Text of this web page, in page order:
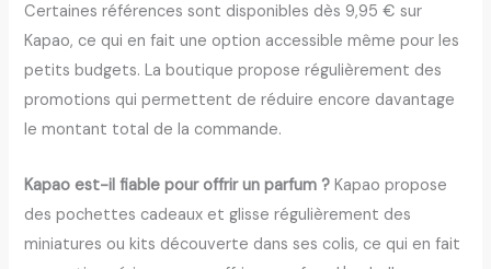
Certaines références sont disponibles dès 9,95 € sur
Kapao, ce qui en fait une option accessible même pour les
petits budgets. La boutique propose régulièrement des
promotions qui permettent de réduire encore davantage
le montant total de la commande.
Kapao est-il fiable pour offrir un parfum ? Kapao propose
des pochettes cadeaux et glisse régulièrement des
miniatures ou kits découverte dans ses colis, ce qui en fait